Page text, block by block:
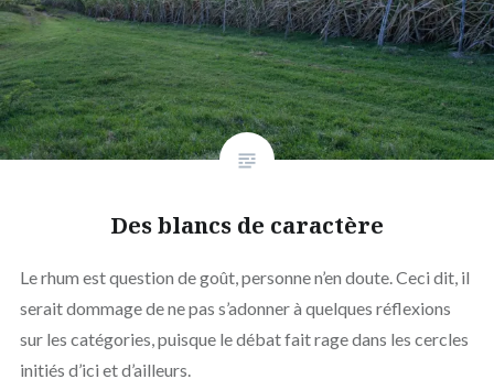
Des blancs de caractère
Le rhum est question de goût, personne n’en doute. Ceci dit, il
serait dommage de ne pas s’adonner à quelques réflexions
sur les catégories, puisque le débat fait rage dans les cercles
initiés d’ici et d’ailleurs.